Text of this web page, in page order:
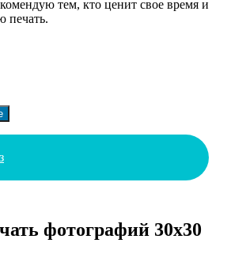
тем, кто ценит свое время и
печать.
фотографий 30х30